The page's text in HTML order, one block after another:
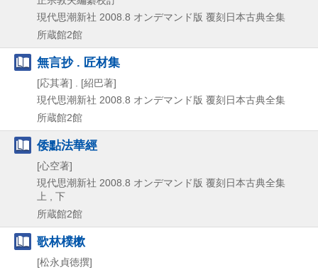
現代思潮新社 2008.8 オンデマンド版 覆刻日本古典全集
所蔵館2館
無言抄 . 匠材集
[応其著] . [紹巴著]
現代思潮新社 2008.8 オンデマンド版 覆刻日本古典全集
所蔵館2館
倭點法華經
[心空著]
現代思潮新社 2008.8 オンデマンド版 覆刻日本古典全集
上 , 下
所蔵館2館
歌林樸樕
[松永貞徳撰]